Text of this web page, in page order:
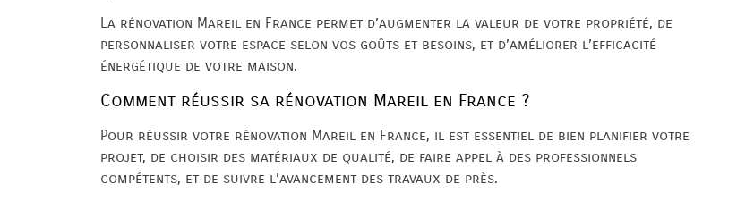
La rénovation Mareil en France permet d’augmenter la valeur de votre propriété, de
personnaliser votre espace selon vos goûts et besoins, et d’améliorer l’efficacité
énergétique de votre maison.
Comment réussir sa rénovation Mareil en France ?
Pour réussir votre rénovation Mareil en France, il est essentiel de bien planifier votre
projet, de choisir des matériaux de qualité, de faire appel à des professionnels
compétents, et de suivre l’avancement des travaux de près.